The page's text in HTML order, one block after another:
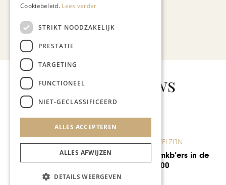
Bekijk alle artikelen
Gerelateerd nieuws
GEZONDHEID & WELZIJN
Zes Limburgse mkb’ers in de
Innovatie Top-100
Cookiebeleid. Lees verder
STRIKT NOODZAKELIJK
PRESTATIE
TARGETING
FUNCTIONEEL
NIET-GECLASSIFICEERD
ALLES ACCEPTEREN
ALLES AFWIJZEN
DETAILS WEERGEVEN